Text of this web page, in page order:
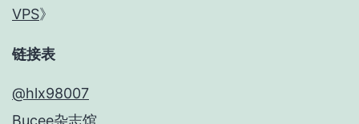
VPS》
链接表
@hlx98007